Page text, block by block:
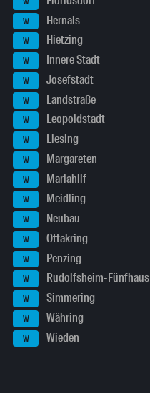
W Hernals
W Hietzing
W Innere Stadt
W Josefstadt
W Landstraße
W Leopoldstadt
W Liesing
W Margareten
W Mariahilf
W Meidling
W Neubau
W Ottakring
W Penzing
W Rudolfsheim-Fünfhaus
W Simmering
W Währing
W Wieden